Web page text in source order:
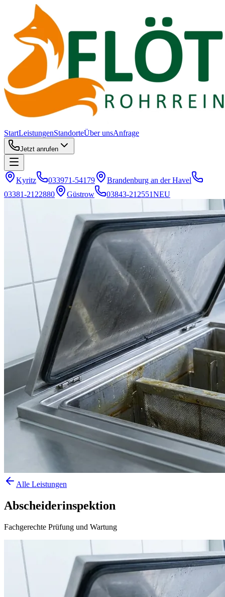
StartLeistungenStandorteÜber unsAnfrage
Jetzt anrufen
Kyritz 033971-54179
Brandenburg an der Havel
03381-2122880
Güstrow 03843-212551NEU
Alle Leistungen
Abscheiderinspektion
Fachgerechte Prüfung und Wartung